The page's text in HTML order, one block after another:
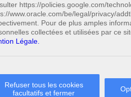
https://policies.google.com/
www.oracle.com/be/legal/privacy/
Pour de plus amples
collectées et utilisées par ce
Légale.
Refuser tous les cookies
facultatifs et fermer
déloyales à l'égard des
DE VOUS
de clientèle
l’égard des entreprises
l’égard des consommateurs